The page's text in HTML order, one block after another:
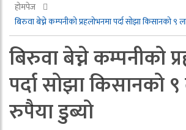
होमपेज
बिरुवा बेच्ने कम्पनीको प्रहलोभनमा पर्दा सोझा किसानको ९
बिरुवा बेच्ने कम्पनीको
पर्दा सोझा किसानको
रुपैया डुब्यो